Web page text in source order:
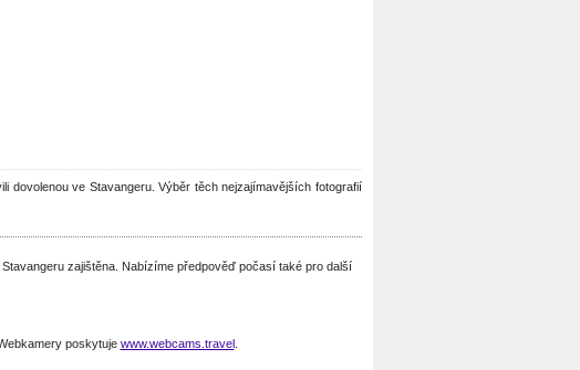
dovolenou ve Stavangeru. Výběr těch nejzajímavějších fotografií
zajištěna. Nabízíme předpověď počasí také pro další
poskytuje www.webcams.travel